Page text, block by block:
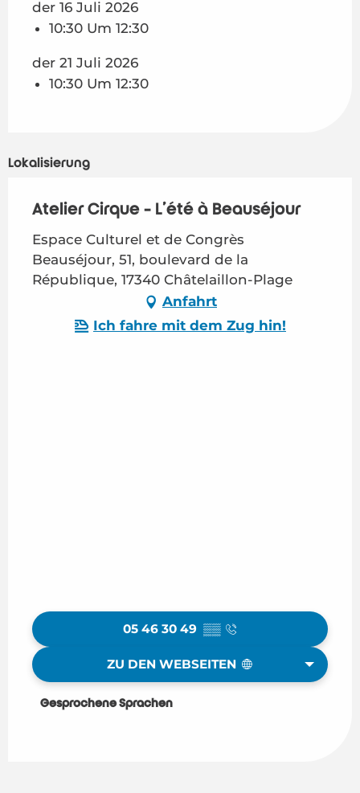
der 16 Juli 2026
10:30 Um 12:30
der 21 Juli 2026
10:30 Um 12:30
Lokalisierung
Atelier Cirque - L'été à Beauséjour
Espace Culturel et de Congrès
Beauséjour, 51, boulevard de la
République, 17340 Châtelaillon-Plage
Anfahrt
Ich fahre mit dem Zug hin!
05 46 30 49 ▒▒
ZU DEN WEBSEITEN
Gesprochene Sprachen
Gesprochene Sprachen